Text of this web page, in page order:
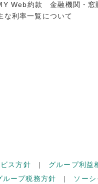
Web約款 金融機関・窓
な利率一覧について
ス方針
グループ利益
ループ税務方針 ソー